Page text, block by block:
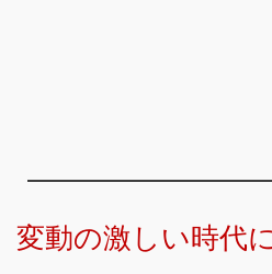
変動の激しい時代